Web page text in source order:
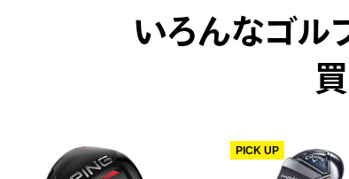
いろんなゴル
PICK UP